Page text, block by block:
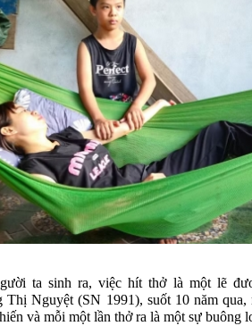
ta sinh ra, việc hít thở là một lẽ
Thị Nguyệt (SN 1991), suốt 10 năm
và mỗi một lần thở ra là một sự buông